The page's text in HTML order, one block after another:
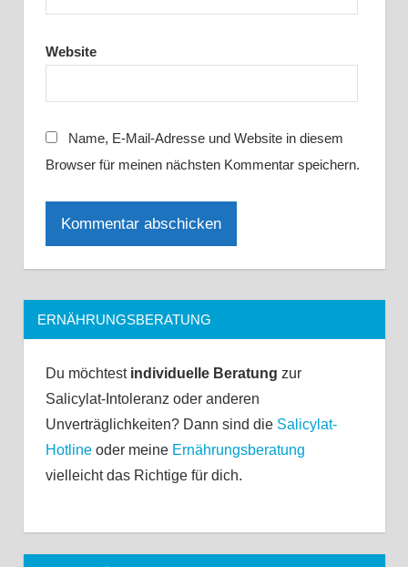
Website
Name, E-Mail-Adresse und Website in diesem
Browser für meinen nächsten Kommentar speichern.
ERNÄHRUNGSBERATUNG
Du möchtest individuelle Beratung zur
Salicylat-Intoleranz oder anderen
Unverträglichkeiten? Dann sind die Salicylat-
Hotlineoder meine Ernährungsberatung
vielleicht das Richtige für dich.